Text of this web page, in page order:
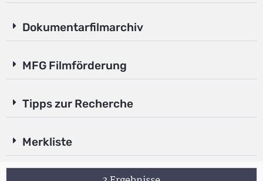
Dokumentarfilmarchiv
MFG Filmförderung
Tipps zur Recherche
Merkliste